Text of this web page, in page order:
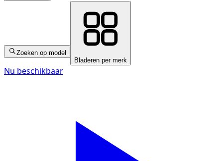
Zoeken op model
Bladeren per merk
Nu beschikbaar